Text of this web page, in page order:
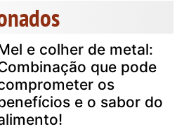
e colher de metal:
que pode
os
e o sabor do